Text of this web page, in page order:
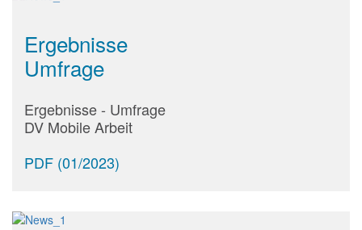
Ergebnisse
Umfrage
Ergebnisse - Umfrage
DV Mobile Arbeit
PDF (01/2023)